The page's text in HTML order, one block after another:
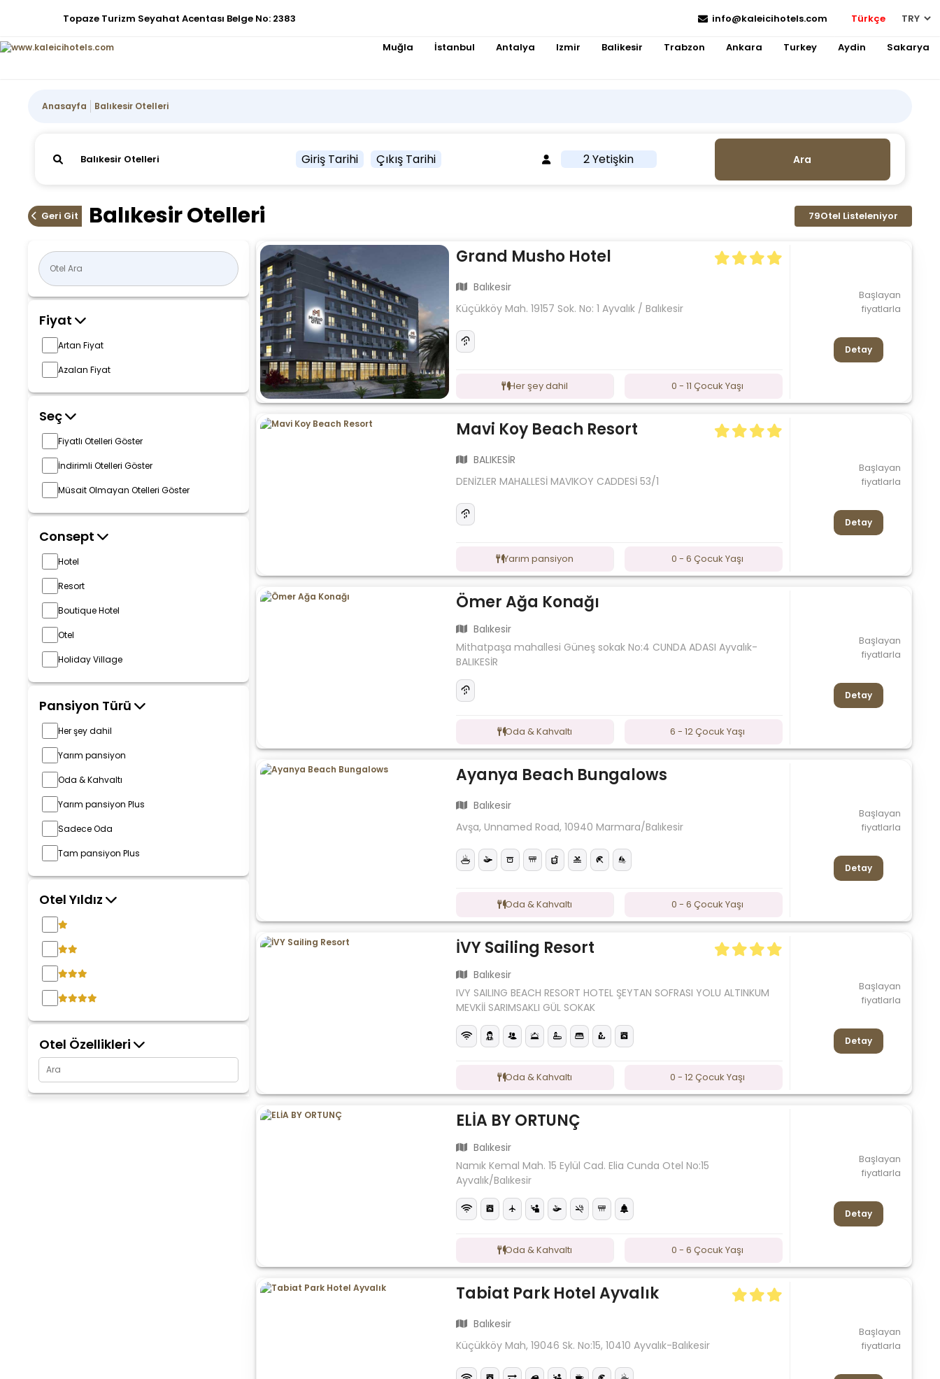
Topaze Turizm Seyahat Acentası Belge No: 2383 info@kaleicihotels.com Türkçe
Muğla İstanbul Antalya Izmir Balikesir Trabzon Ankara Turkey Aydin Sakarya
Anasayfa Balıkesir Otelleri
Giriş Tarihi Çıkış Tarihi 2 Yetişkin Ara
Geri Git Balıkesir Otelleri 79Otel Listeleniyor
Fiyat
Artan Fiyat
Azalan Fiyat
Seç
Fiyatlı Otelleri Göster
İndirimli Otelleri Göster
Müsait Olmayan Otelleri Göster
Consept
Hotel
Resort
Boutique Hotel
Otel
Holiday Village
Pansiyon Türü
Her şey dahil
Yarım pansiyon
Oda & Kahvaltı
Yarım pansiyon Plus
Sadece Oda
Tam pansiyon Plus
Otel Yıldız
Otel Özellikleri
Grand Musho Hotel
Balıkesir
Küçükköy Mah. 19157 Sok. No: 1 Ayvalık / Balıkesir
Her şey dahil 0 - 11 Çocuk Yaşı
Başlayan
fiyatlarla
Detay
Mavi Koy Beach Resort
BALIKESİR
DENİZLER MAHALLESİ MAVIKOY CADDESİ 53/1
Yarım pansiyon 0 - 6 Çocuk Yaşı
Başlayan
fiyatlarla
Detay
Ömer Ağa Konağı
Balıkesir
Mithatpaşa mahallesi Güneş sokak No:4 CUNDA ADASI Ayvalık-
BALIKESİR
Oda & Kahvaltı 6 - 12 Çocuk Yaşı
Başlayan
fiyatlarla
Detay
Ayanya Beach Bungalows
Balıkesir
Avşa, Unnamed Road, 10940 Marmara/Balıkesir
Oda & Kahvaltı 0 - 6 Çocuk Yaşı
Başlayan
fiyatlarla
Detay
İVY Sailing Resort
Balıkesir
IVY SAILING BEACH RESORT HOTEL ŞEYTAN SOFRASI YOLU ALTINKUM
MEVKİİ SARIMSAKLI GÜL SOKAK
Oda & Kahvaltı 0 - 12 Çocuk Yaşı
Başlayan
fiyatlarla
Detay
ELİA BY ORTUNÇ
Balıkesir
Namık Kemal Mah. 15 Eylül Cad. Elia Cunda Otel No:15
Ayvalık/Balıkesir
Oda & Kahvaltı 0 - 6 Çocuk Yaşı
Başlayan
fiyatlarla
Detay
Tabiat Park Hotel Ayvalık
Balıkesir
Küçükköy Mah, 19046 Sk. No:15, 10410 Ayvalık-Balıkesir
Başlayan
fiyatlarla